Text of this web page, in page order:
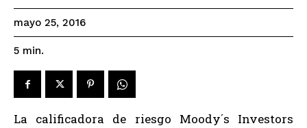
mayo 25, 2016
5 min.
La calificadora de riesgo Moody´s Investors